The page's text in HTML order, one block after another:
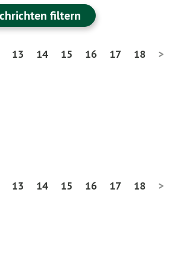
filtern
13 14 15 16 17 18 >
13
14 15 16 17 18 >